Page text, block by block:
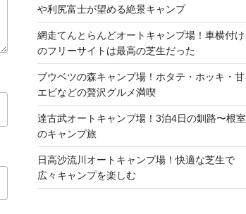
や利尻富士が望める絶景キャンプ
網走てんとらんどオートキャンプ場！車横付け
のフリーサイトは最高の芝生だった
ブウベツの森キャンプ場！ホタテ・ホッキ・甘
エビなどの贅沢グルメ満喫
達古武オートキャンプ場！3泊4日の釧路〜根室
のキャンプ旅
日高沙流川オートキャンプ場！快適な芝生で
広々キャンプを楽しむ